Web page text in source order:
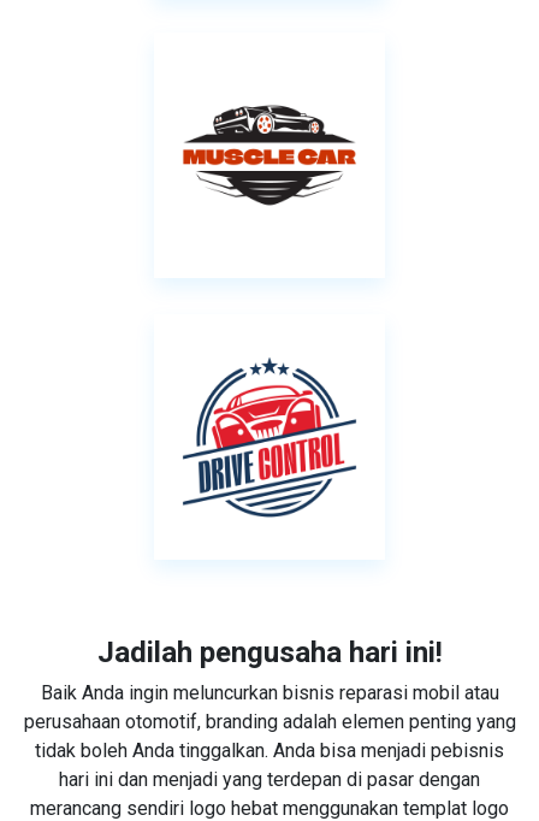
Jadilah pengusaha hari ini!
Baik Anda ingin meluncurkan bisnis reparasi mobil atau
perusahaan otomotif, branding adalah elemen penting yang
tidak boleh Anda tinggalkan. Anda bisa menjadi pebisnis
hari ini dan menjadi yang terdepan di pasar dengan
merancang sendiri logo hebat menggunakan templat logo